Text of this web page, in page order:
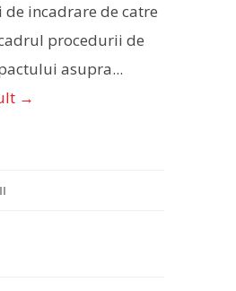
de incadrare de catre
procedurii de
asupra...
→